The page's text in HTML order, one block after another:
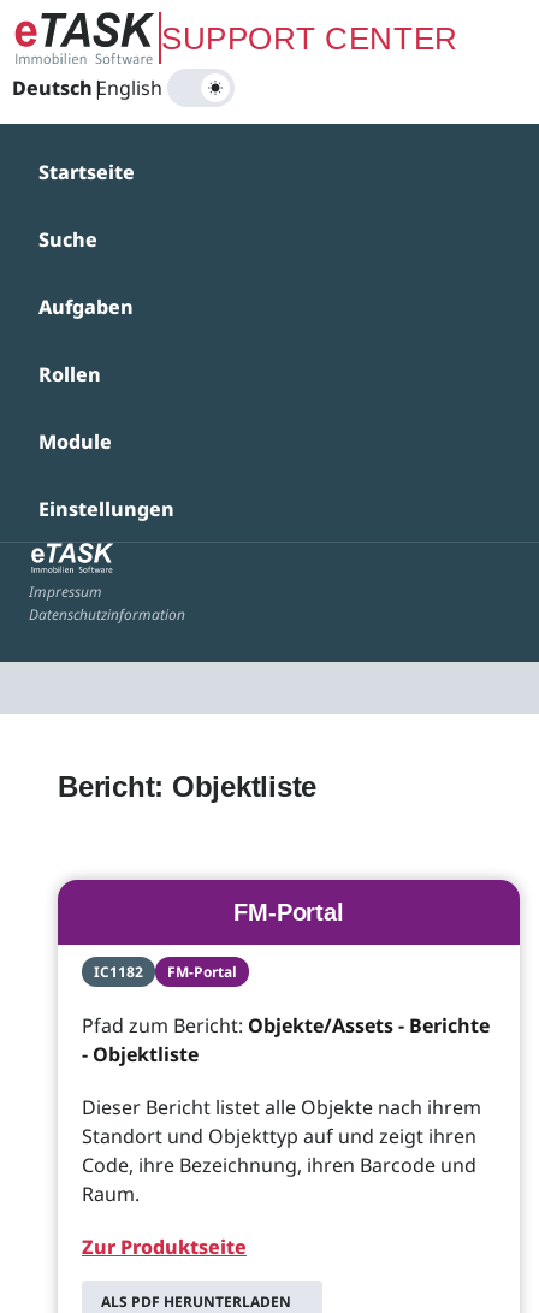
Zum Hauptinhalt springenSUPPORT CENTER
Deutsch|
English
Startseite
Suche
Aufgaben
Rollen
Module
Einstellungen
Impressum
Datenschutzinformation
Bericht: Objektliste
FM-Portal
IC1182 FM-Portal
Pfad zum Bericht: Objekte/Assets - Berichte
- Objektliste
Dieser Bericht listet alle Objekte nach ihrem
Standort und Objekttyp auf und zeigt ihren
Code, ihre Bezeichnung, ihren Barcode und
Raum.
Zur Produktseite
ALS PDF HERUNTERLADEN